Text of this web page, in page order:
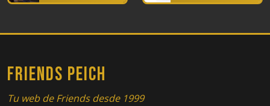
FRIENDS PEICH
Tu web de Friends desde 1999